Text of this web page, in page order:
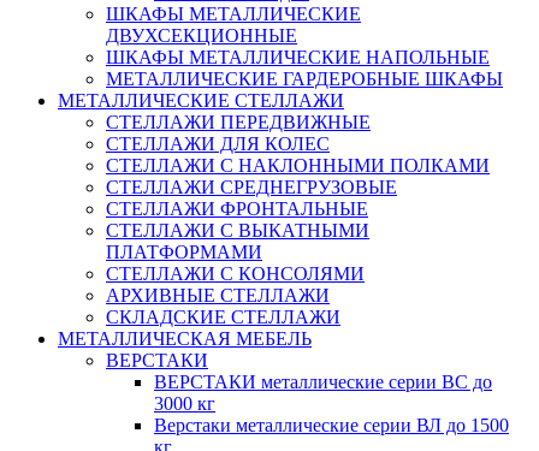
ШКАФЫ МЕТАЛЛИЧЕСКИЕ
ДВУХСЕКЦИОННЫЕ
ШКАФЫ МЕТАЛЛИЧЕСКИЕ НАПОЛЬНЫЕ
МЕТАЛЛИЧЕСКИЕ ГАРДЕРОБНЫЕ ШКАФЫ
МЕТАЛЛИЧЕСКИЕ СТЕЛЛАЖИ
СТЕЛЛАЖИ ПЕРЕДВИЖНЫЕ
СТЕЛЛАЖИ ДЛЯ КОЛЕС
СТЕЛЛАЖИ С НАКЛОННЫМИ ПОЛКАМИ
СТЕЛЛАЖИ СРЕДНЕГРУЗОВЫЕ
СТЕЛЛАЖИ ФРОНТАЛЬНЫЕ
СТЕЛЛАЖИ С ВЫКАТНЫМИ
ПЛАТФОРМАМИ
СТЕЛЛАЖИ С КОНСОЛЯМИ
АРХИВНЫЕ СТЕЛЛАЖИ
СКЛАДСКИЕ СТЕЛЛАЖИ
МЕТАЛЛИЧЕСКАЯ МЕБЕЛЬ
ВЕРСТАКИ
ВЕРСТАКИ металлические серии ВС до
3000 кг
Верстаки металлические серии ВЛ до 1500
кг